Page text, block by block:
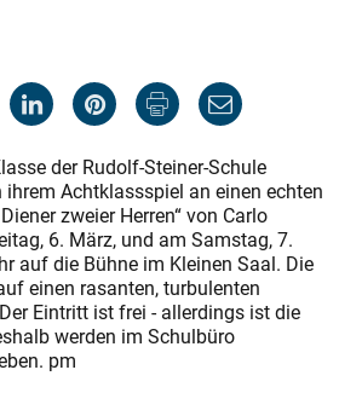
der Rudolf-Steiner-Schule
Achtklassspiel an einen echten
zweier Herren“ von Carlo
6. März, und am Samstag, 7.
auf die Bühne im Kleinen Saal. Die
einen rasanten, turbulenten
Eintritt ist frei - allerdings ist die
werden im Schulbüro
pm